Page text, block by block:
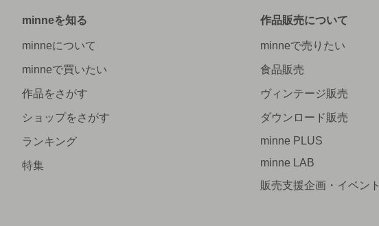
minneを知る
minneについて
minneで買いたい
作品をさがす
ショップをさがす
ランキング
特集
作品販売について
minneで売りたい
食品販売
ヴィンテージ販売
ダウンロード販売
minne PLUS
minne LAB
販売支援企画・イベント